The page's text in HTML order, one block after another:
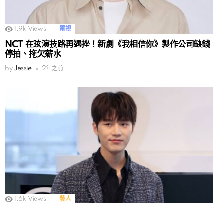
1.9k Views 電視
NCT 在玹演技路再遇挫！新劇《我相信你》製作公司缺錢
停拍、拖欠薪水
by Jessie 2年之前
1.6k Views 藝人